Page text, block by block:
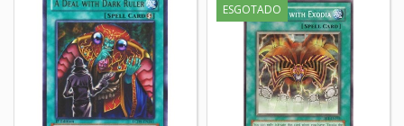
ESGOTADO